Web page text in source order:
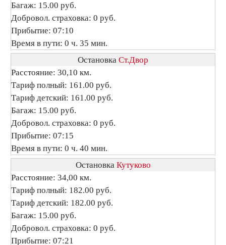
Багаж: 15.00 руб.
Добровол. страховка: 0 руб.
Прибытие: 07:10
Время в пути: 0 ч. 35 мин.
Остановка Ст.Двор
Расстояние: 30,10 км.
Тариф полный: 161.00 руб.
Тариф детский: 161.00 руб.
Багаж: 15.00 руб.
Добровол. страховка: 0 руб.
Прибытие: 07:15
Время в пути: 0 ч. 40 мин.
Остановка Кутуково
Расстояние: 34,00 км.
Тариф полный: 182.00 руб.
Тариф детский: 182.00 руб.
Багаж: 15.00 руб.
Добровол. страховка: 0 руб.
Прибытие: 07:21